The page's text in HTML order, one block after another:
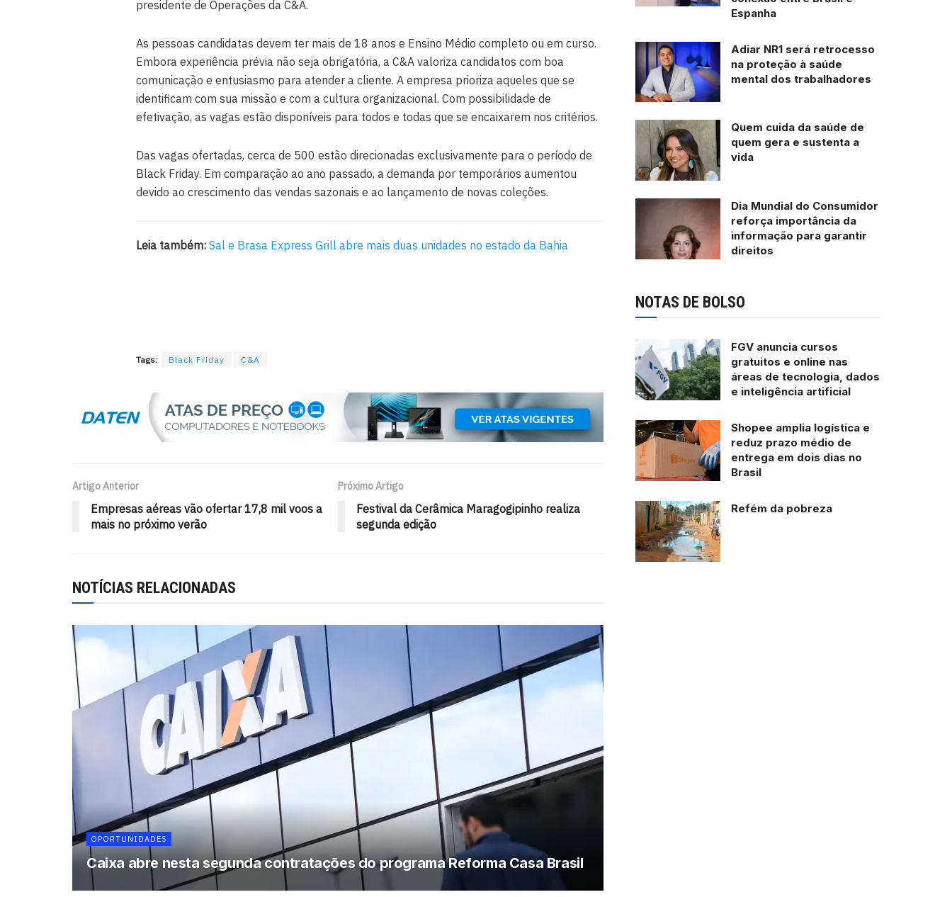
presidente de Operações da C&A.
As pessoas candidatas devem ter mais de 18 anos e Ensino Médio completo ou em curso.
Embora experiência prévia não seja obrigatória, a C&A valoriza candidatos com boa
comunicação e entusiasmo para atender a cliente. A empresa prioriza aqueles que se
identificam com sua missão e com a cultura organizacional. Com possibilidade de
efetivação, as vagas estão disponíveis para todos e todas que se encaixarem nos critérios.
Das vagas ofertadas, cerca de 500 estão direcionadas exclusivamente para o período de
Black Friday. Em comparação ao ano passado, a demanda por temporários aumentou
devido ao crescimento das vendas sazonais e ao lançamento de novas coleções.
Leia também: Sal e Brasa Express Grill abre mais duas unidades no estado da Bahia
Tags: Black Friday C&A
Artigo Anterior
Empresas aéreas vão ofertar 17,8 mil voos a
mais no próximo verão
Próximo Artigo
Festival da Cerâmica Maragogipinho realiza
segunda edição
NOTÍCIAS RELACIONADAS
OPORTUNIDADES
Caixa abre nesta segunda contratações do programa Reforma Casa Brasil
Espanha
Adiar NR1 será retrocesso
na proteção à saúde
mental dos trabalhadores
Quem cuida da saúde de
quem gera e sustenta a
vida
Dia Mundial do Consumidor
reforça importância da
informação para garantir
direitos
NOTAS DE BOLSO
FGV anuncia cursos
gratuitos e online nas
áreas de tecnologia, dados
e inteligência artificial
Shopee amplia logística e
reduz prazo médio de
entrega em dois dias no
Brasil
Refém da pobreza